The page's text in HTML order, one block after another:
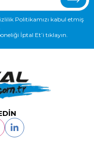
Politikamızı kabul etmiş
İptal Et’i tıklayın.